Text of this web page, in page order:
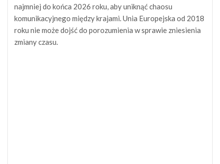
najmniej do końca 2026 roku, aby uniknąć chaosu
komunikacyjnego między krajami. Unia Europejska od 2018
roku nie może dojść do porozumienia w sprawie zniesienia
zmiany czasu.